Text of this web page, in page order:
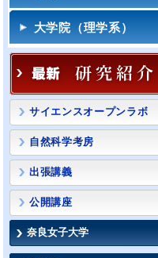
大学院（理学系）
サイエンスオープンラボ
自然科学考房
出張講義
公開講座
奈良女子大学